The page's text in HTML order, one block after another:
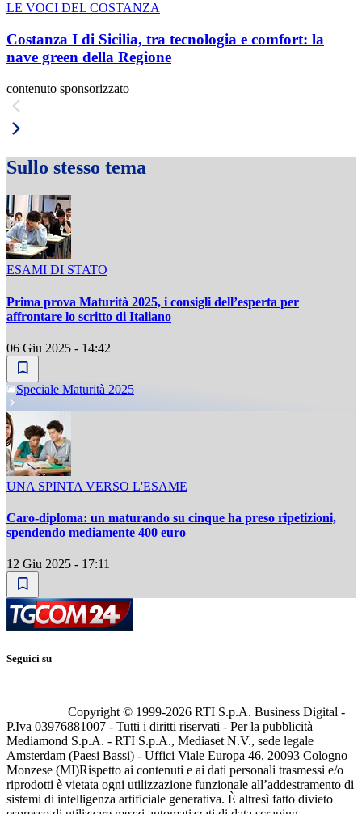
LE VOCI DEL COSTANZA
Costanza I di Sicilia, tra tecnologia e comfort: la
nave green della Regione
contenuto sponsorizzato
Sullo stesso tema
ESAMI DI STATO
Prima prova Maturità 2025, i consigli dell’esperta per
affrontare lo scritto di Italiano
06 Giu 2025 - 14:42
Speciale Maturità 2025
UNA SPINTA VERSO L'ESAME
Caro-diploma: un maturando su cinque ha preso ripetizioni,
spendendo mediamente 400 euro
12 Giu 2025 - 17:11
Seguici su
Copyright © 1999-2026 RTI S.p.A. Business Digital -
P.Iva 03976881007 - Tutti i diritti riservati - Per la pubblicità
Mediamond S.p.A. - RTI S.p.A., Mediaset N.V., sede legale
Amsterdam (Paesi Bassi) - Uffici Viale Europa 46, 20093 Cologno
Monzese (MI)Rispetto ai contenuti e ai dati personali trasmessi e/o
riprodotti è vietata ogni utilizzazione funzionale all’addestramento di
sistemi di intelligenza artificiale generativa. È altresì fatto divieto